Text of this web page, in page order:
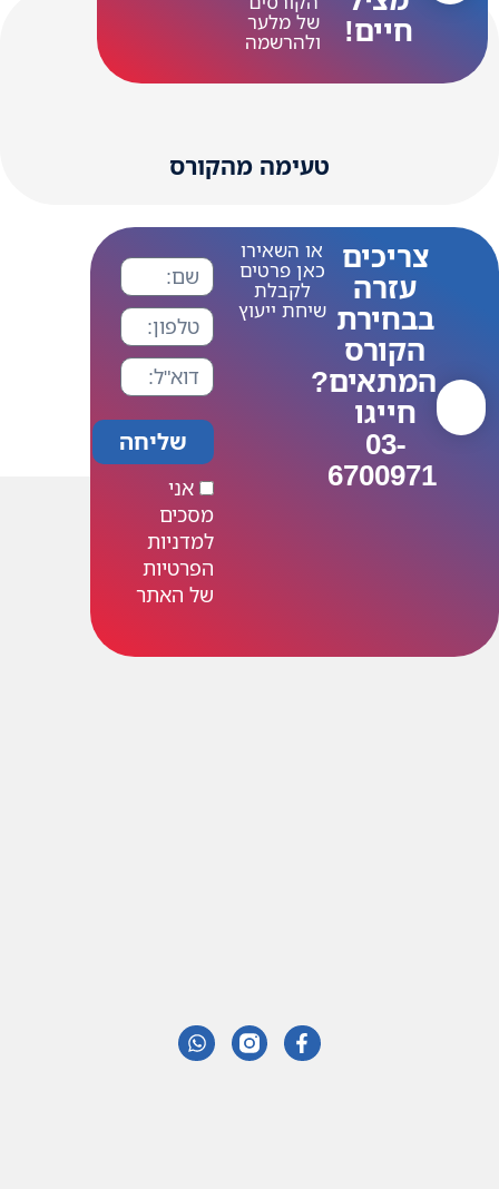
חיים! של מלער
ולהרשמה
טעימה מהקורס
צריכים
עזרה
בבחירת
הקורס
המתאים?
חייגו
03-
6700971
או השאירו
כאן פרטים
לקבלת
שיחת ייעוץ
אני
מסכים
למדניות
הפרטיות
של האתר
שליחה